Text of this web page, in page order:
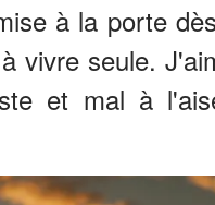
à la porte
vivre seule.
et mal à